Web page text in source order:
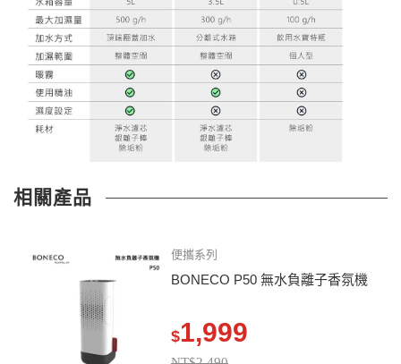
相關產品
便攜系列
BONECO P50 無水負離子香氛機
$1,999